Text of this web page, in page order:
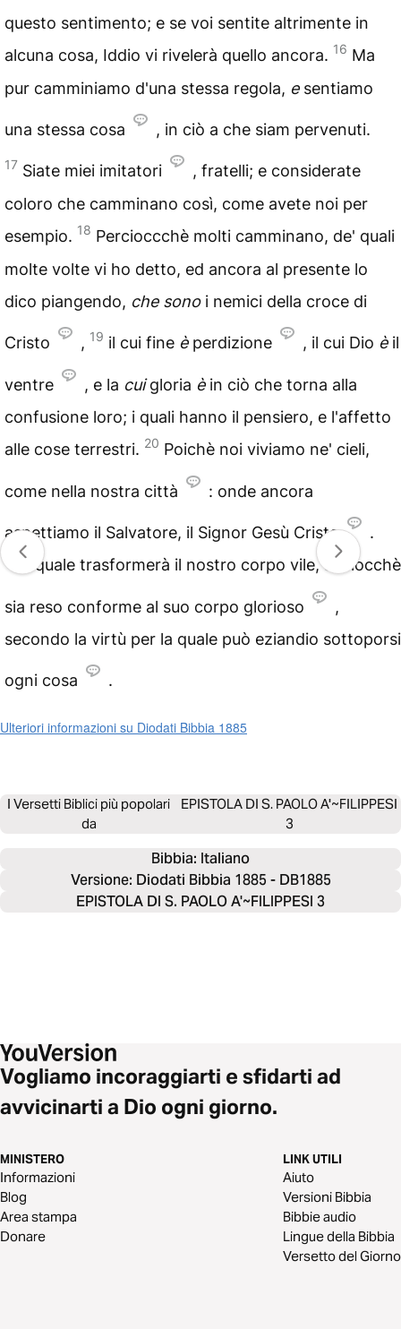
questo sentimento; e se voi sentite altrimente in
alcuna cosa, Iddio vi rivelerà quello ancora. 16 Ma
pur camminiamo d'una stessa regola, esentiamo
una stessa cosa , in ciò a che siam pervenuti.
17 Siate miei imitatori
, fratelli; e considerate
coloro che camminano così, come avete noi per
esempio. 18 Percioccchè molti camminano, de' quali
molte volte vi ho detto, ed ancora al presente lo
dico piangendo, che sonoi nemici della croce di
Cristo , 19 il cui fine èperdizione , il cui Dio èil
ventre , e la cuigloria èin ciò che torna alla
confusione loro; i quali hanno il pensiero, e l'affetto
alle cose terrestri. 20 Poichè noi viviamo ne' cieli,
come nella nostra città : onde ancora
aspettiamo il Salvatore, il Signor Gesù Cristo .
Il quale trasformerà il nostro corpo vile, acciocchè
sia reso conforme al suo corpo glorioso
,
secondo la virtù per la quale può eziandio sottoporsi
ogni cosa .
Ulteriori informazioni su Diodati Bibbia 1885
I Versetti Biblici più popolari
da
EPISTOLA DI S. PAOLO A'~FILIPPESI
3
Bibbia: Italiano
Versione: Diodati Bibbia 1885 - DB1885
EPISTOLA DI S. PAOLO A'~FILIPPESI 3
Vogliamo incoraggiarti e sfidarti ad
avvicinarti a Dio ogni giorno.
MINISTERO
Informazioni
Blog
Area stampa
Donare
LINK UTILI
Aiuto
Versioni Bibbia
Bibbie audio
Lingue della Bibbia
Versetto del Giorno